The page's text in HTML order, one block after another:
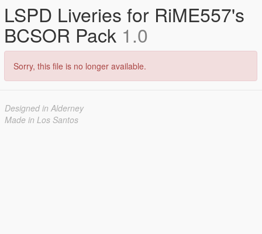
LSPD Liveries for RiME557's
BCSOR Pack 1.0
Sorry, this file is no longer available.
Designed in Alderney
Made in Los Santos